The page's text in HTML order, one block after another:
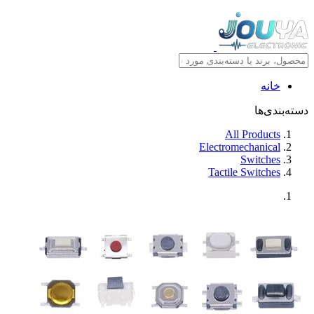
خانه
دسته‌بندی‌ها
All Products
Electromechanical
Switches
Tactile Switches